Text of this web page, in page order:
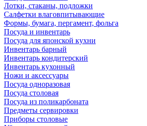
Лотки, стаканы, подложки
Салфетки влаговпитывающие
Формы, бумага, пергамент, фольга
Посуда и инвентарь
Посуда для японской кухни
Инвентарь барный
Инвентарь кондитерский
Инвентарь кухонный
Ножи и аксессуары
Посуда одноразовая
Посуда столовая
Посуда из поликарбоната
Предметы сервировки
Приборы столовые